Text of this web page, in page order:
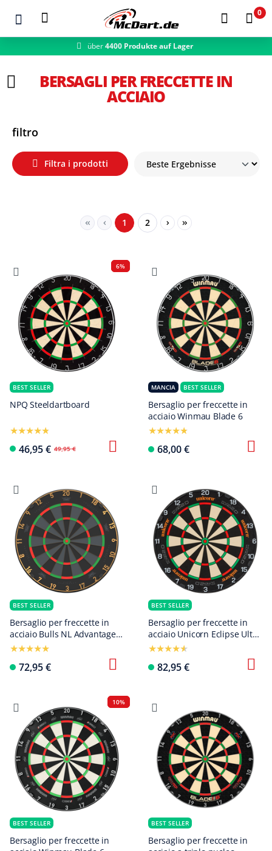
Zum Hauptinhalt springen
0
schneller Versand
BERSAGLI PER FRECCETTE IN
ACCIAIO
filtro
Filtra i prodotti
Seite
1 Seite
2
6%
BEST SELLER
NPQ Steeldartboard
46,95 € 49,95 €
MANCIA BEST SELLER
Bersaglio per freccette in
acciaio Winmau Blade 6
68,00 €
BEST SELLER
Bersaglio per freccette in
acciaio Bulls NL Advantage
Black Edition
72,95 €
BEST SELLER
Bersaglio per freccette in
acciaio Unicorn Eclipse Ultra
2.0
82,95 €
10%
BEST SELLER
Bersaglio per freccette in
BEST SELLER
Bersaglio per freccette in